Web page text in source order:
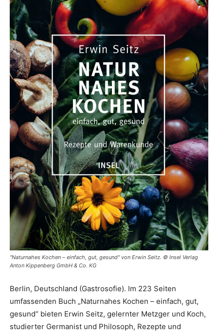
"Naturnahes Kochen – einfach, gut, gesund" von Erwin Seitz. © Insel Verlag
Anton Kippenberg GmbH & Co. KG
Berlin, Deutschland (Gastrosofie). Im 223 Seiten
umfassenden Buch „Naturnahes Kochen – einfach, gut,
gesund“ bieten Erwin Seitz, gelernter Metzger und Koch,
studierter Germanist und Philosoph, Rezepte und